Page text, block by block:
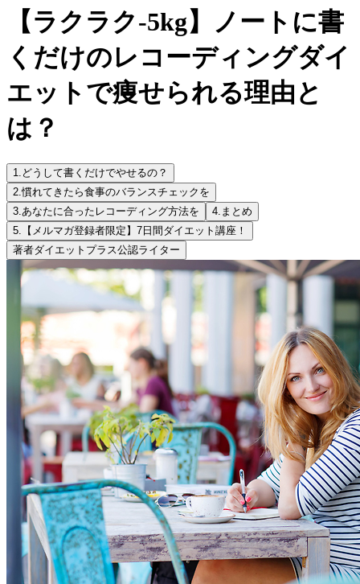
【ラクラク-5kg】ノートに書
くだけのレコーディングダイ
エットで痩せられる理由と
は？
1. どうして書くだけでやせるの？
2.慣れてきたら食事のバランスチェックを
3.あなたに合ったレコーディング方法を 4. まとめ
5. 【メルマガ登録者限定】7日間ダイエット講座！
著者ダイエットプラス公認ライター